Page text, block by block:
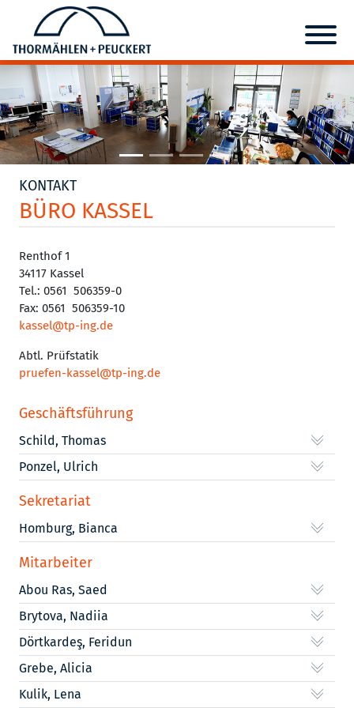
KONTAKT
BÜRO KASSEL
Renthof 1
34117 Kassel
Tel.: 0561 506359-0
Fax: 0561 506359-10
kassel@tp-ing.de
Abtl. Prüfstatik
pruefen-kassel@tp-ing.de
Geschäftsführung
Schild, Thomas
Ponzel, Ulrich
Sekretariat
Homburg, Bianca
Mitarbeiter
Abou Ras, Saed
Brytova, Nadiia
Dörtkardeş, Feridun
Grebe, Alicia
Kulik, Lena